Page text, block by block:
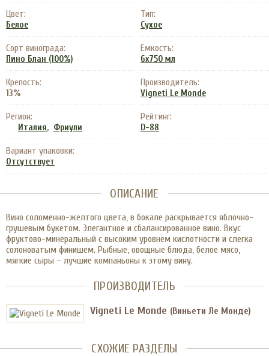
Цвет:
Белое
Тип:
Сухое
Сорт винограда:
Пино Блан (100%)
Емкость:
6x750 мл
Крепость:
13%
Производитель:
Vigneti Le Monde
Регион:
Италия, Фриули
Рейтинг:
D-88
Вариант упаковки:
Отсутствует
ОПИСАНИЕ
Вино соломенно-желтого цвета, в бокале раскрывается яблочно-
грушевым букетом. Элегантное и сбалансированное вино. Вкус
фруктово-минеральный с высоким уровнем кислотности и слегка
солоноватым финишем. Рыбные, овощные блюда, белое мясо,
мягкие сыры – лучшие компаньоны к этому вину.
ПРОИЗВОДИТЕЛЬ
Vigneti Le Monde (Виньети Ле Монде)
СХОЖИЕ РАЗДЕЛЫ